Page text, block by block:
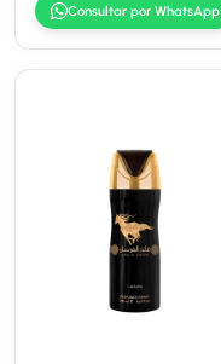
Consultar por WhatsApp